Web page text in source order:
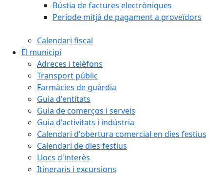
Bústia de factures electròniques
Període mitjà de pagament a proveïdors
Calendari fiscal
El municipi
Adreces i telèfons
Transport públic
Farmàcies de guàrdia
Guia d'entitats
Guia de comerços i serveis
Guia d'activitats i indústria
Calendari d'obertura comercial en dies festius
Calendari de dies festius
Llocs d'interès
Itineraris i excursions